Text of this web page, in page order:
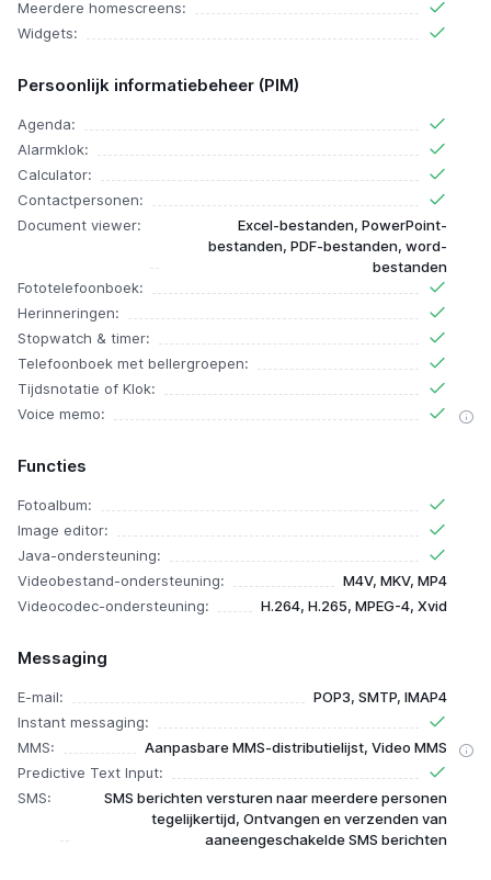
Meerdere homescreens:
Widgets:
Persoonlijk informatiebeheer (PIM)
Agenda:
Alarmklok:
Calculator:
Contactpersonen:
Document viewer:
Excel-bestanden, PowerPoint-
bestanden, PDF-bestanden, word-
bestanden
Fototelefoonboek:
Herinneringen:
Stopwatch & timer:
Telefoonboek met bellergroepen:
Tijdsnotatie of Klok:
Voice memo:
Functies
Fotoalbum:
Image editor:
Java-ondersteuning:
Videobestand-ondersteuning:
M4V, MKV, MP4
Videocodec-ondersteuning:
H.264, H.265, MPEG-4, Xvid
Messaging
E-mail:
POP3, SMTP, IMAP4
Instant messaging:
MMS:
Aanpasbare MMS-distributielijst, Video MMS
Predictive Text Input:
SMS:
SMS berichten versturen naar meerdere personen
tegelijkertijd, Ontvangen en verzenden van
aaneengeschakelde SMS berichten